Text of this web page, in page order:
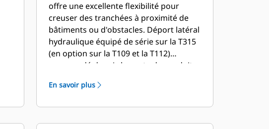
offre une excellente flexibilité pour
creuser des tranchées à proximité de
bâtiments ou d'obstacles. Déport latéral
hydraulique équipé de série sur la T315
(en option sur la T109 et la T112)
commandé depuis le poste de conduite
hydraulique auxiliaire à débit standard.
En savoir plus